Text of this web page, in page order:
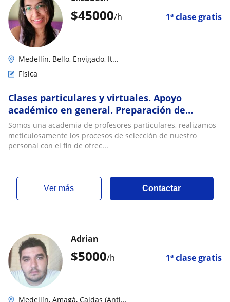
$45000/h 1ª clase gratis
Medellín, Bello, Envigado, It...
Física
Clases particulares y virtuales. Apoyo
académico en general. Preparación de
exámenes, traducciones, entre otros
servicios. Profes seleccionados para tu
seguridad y comodidad
Somos una academia de profesores particulares, realizamos
meticulosamente los procesos de selección de nuestro
personal con el fin de ofrec...
ver más Contactar
$5000/h 1ª clase gratis
Adrian
Medellín, Amagá, Caldas (Anti...